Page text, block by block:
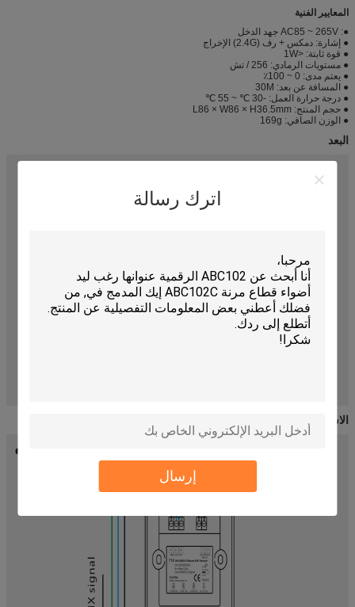
اترك رسالة
إرسال
المعايير الفنية
●: AC85 ~ 265V جهد ​​الدخل
● إشارة: دمكس + رف (2.4G) الإخراج
● قوة ثابتة: <1W
● مستويات الرمادي: 256 / تش
● يعتم مدى: 0 ~ 100٪
● المسافة عن بعد: 30M
● درجة حرارة العمل: -30 ℃ ~ 55 ℃
● حجم المنتج: L86 × W86 × H36.5mm
● الوزن الصافي: 169g
البعد
الاسلاك الرسم البياني